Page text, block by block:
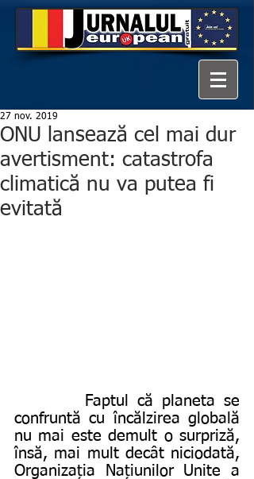
ONU lansează cel mai dur
avertisment: catastrofa
climatică nu va putea fi
evitată
27 nov. 2019
confruntă cu încălzirea globală
nu mai este demult o surpriză,
însă, mai mult decât niciodată,
Organizația Națiunilor Unite a